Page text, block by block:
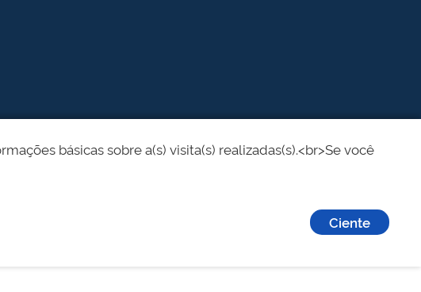
básicas sobre a(s) visita(s) realizadas(s).<br>Se você
Ciente